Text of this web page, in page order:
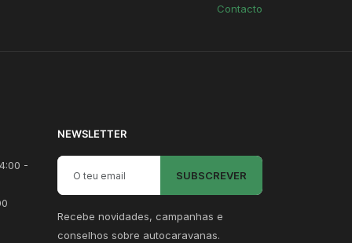
Contacto
-
NEWSLETTER
Email para newsletter
SUBSCREVER
Recebe novidades, campanhas e
conselhos sobre autocaravanas.